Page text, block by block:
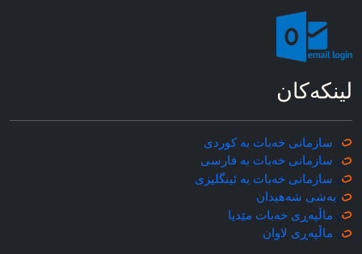
لینکه‌کان
سازمانی خه‌بات به کوردی
سازمانی خه‌بات به فارسی
سازمانی خه‌بات به ئینگلیزی
به‌شی شه‌هیدان
ماڵپه‌ڕی خه‌بات مێدیا
ماڵپه‌ڕی لاوان